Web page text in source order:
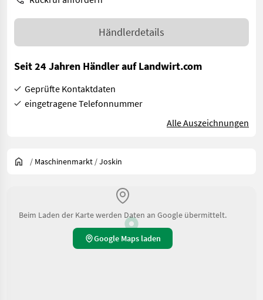
Händlerdetails
Seit 24 Jahren Händler auf Landwirt.com
Geprüfte Kontaktdaten
eingetragene Telefonnummer
Alle Auszeichnungen
/ Maschinenmarkt /Joskin
Beim Laden der Karte werden Daten an Google übermittelt.
Google Maps laden